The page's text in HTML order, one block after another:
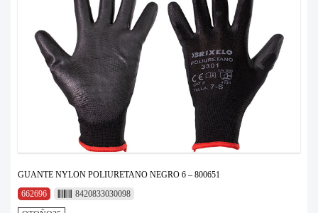
GUANTE NYLON POLIURETANO NEGRO 6 – 800651
662696
8420833030098